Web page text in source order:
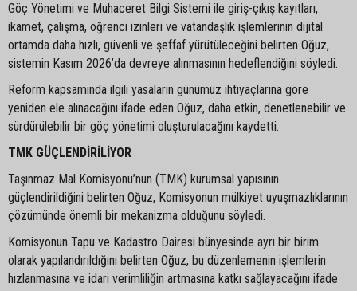
Göç Yönetimi ve Muhaceret Bilgi Sistemi ile giriş-çıkış kayıtları,
ikamet, çalışma, öğrenci izinleri ve vatandaşlık işlemlerinin dijital
ortamda daha hızlı, güvenli ve şeffaf yürütüleceğini belirten Oğuz,
sistemin Kasım 2026’da devreye alınmasının hedeflendiğini söyledi.
Reform kapsamında ilgili yasaların günümüz ihtiyaçlarına göre
yeniden ele alınacağını ifade eden Oğuz, daha etkin, denetlenebilir ve
sürdürülebilir bir göç yönetimi oluşturulacağını kaydetti.
TMK GÜÇLENDİRİLİYOR
Taşınmaz Mal Komisyonu’nun (TMK) kurumsal yapısının
güçlendirildiğini belirten Oğuz, Komisyonun mülkiyet uyuşmazlıklarının
çözümünde önemli bir mekanizma olduğunu söyledi.
Komisyonun Tapu ve Kadastro Dairesi bünyesinde ayrı bir birim
olarak yapılandırıldığını belirten Oğuz, bu düzenlemenin işlemlerin
hızlanmasına ve idari verimliliğin artmasına katkı sağlayacağını ifade